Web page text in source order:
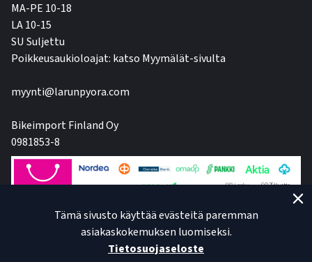
MA-PE 10-18
LA 10-15
SU Suljettu
Poikkeusaukioloajat: katso Myymälät-sivulta
myynti@larunpyora.com
Bikeimport Finland Oy
0981853-8
Tämä sivusto käyttää evästeitä paremman
asiakaskokemuksen luomiseksi.
Tietosuojaseloste